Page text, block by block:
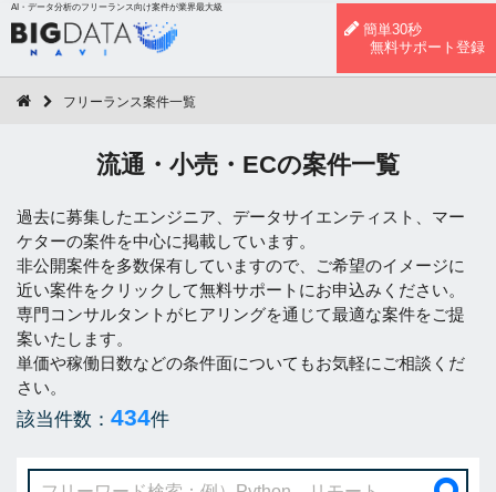
AI・データ分析のフリーランス向け案件が業界最大級
簡単30秒
無料サポート登録
フリーランス案件一覧
流通・小売・ECの案件一覧
過去に募集したエンジニア、データサイエンティスト、マー
ケターの案件を中心に掲載しています。
非公開案件を多数保有していますので、ご希望のイメージに
近い案件をクリックして無料サポートにお申込みください。
専門コンサルタントがヒアリングを通じて最適な案件をご提
案いたします。
単価や稼働日数などの条件面についてもお気軽にご相談くだ
さい。
該当件数： 434件